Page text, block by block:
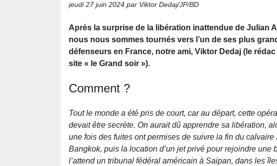
jeudi 27 juin 2024 par Viktor Dedaj/JP/BD
Après la surprise de la libération inattendue de Julian
nous nous sommes tournés vers l’un de ses plus
défenseurs en France, notre ami, Viktor Dedaj (le
site « le Grand soir »).
Comment ?
Tout le monde a été pris de court, car au départ, cette
devait être secrète. On aurait dû apprendre sa libération,
une fois des fuites ont permises de suivre la fin du
Bangkok, puis la location d’un jet privé pour rejoindre
l’attend un tribunal fédéral américain à Saipan, dans les